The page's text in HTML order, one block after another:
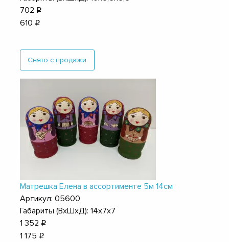
702 q
610 q
Снято с продажи
Матрешка Елена в ассортименте 5м 14см
Артикул: 05600
Габариты (ВхШхД): 14х7х7
1 352 q
1 175 q